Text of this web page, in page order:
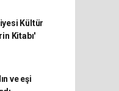
Kültür
Kitabı'
ve eşi